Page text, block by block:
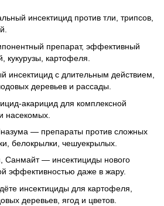
инсектицид против тли, трипсов,
препарат, эффективный
картофеля.
инсектицид с длительным действием,
деревьев и рассады.
акарицид для комплексной
насекомых.
— препараты против сложных
белокрылки, чешуекрылых.
Санмайт — инсектициды нового
эффективностью даже в жару.
инсектициды для картофеля,
деревьев, ягод и цветов.